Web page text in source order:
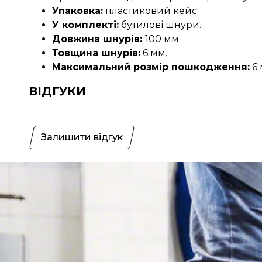
Упаковка:пластиковий кейс.
У комплекті:бутилові шнури.
Довжина шнурів: 100 мм.
Товщина шнурів:6 мм.
Максимальний розмір пошкодження:6
ВІДГУКИ
Залишити відгук